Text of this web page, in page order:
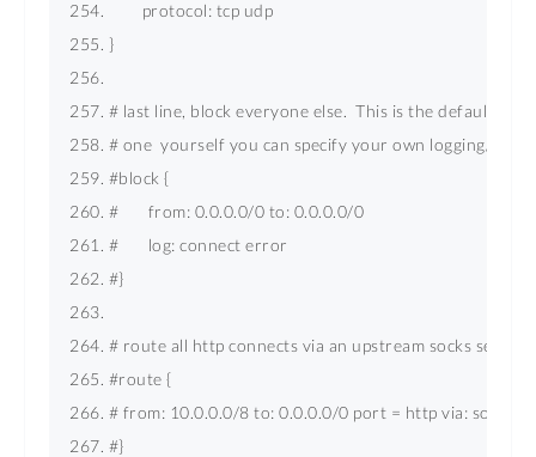
protocol: tcp udp
}
# last line, block everyone else.  This is the default
# one  yourself you can specify your own logging/
#block {
#       from: 0.0.0.0/0 to: 0.0.0.0/0
#       log: connect error
#}
# route all http connects via an upstream socks
#route {
# from: 10.0.0.0/8 to: 0.0.0.0/0 port = http via:
#}